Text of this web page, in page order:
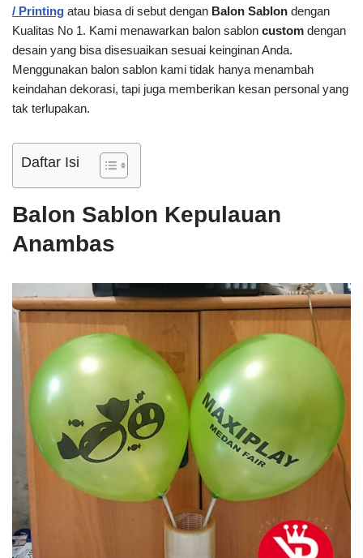
/ Printing atau biasa di sebut dengan Balon Sablon dengan
Kualitas No 1. Kami menawarkan balon sablon custom dengan
desain yang bisa disesuaikan sesuai keinginan Anda.
Menggunakan balon sablon kami tidak hanya menambah
keindahan dekorasi, tapi juga memberikan kesan personal yang
tak terlupakan.
Daftar Isi
Balon Sablon Kepulauan
Anambas